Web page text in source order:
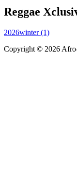
Reggae
2026winter (1)
Copyright © 2026